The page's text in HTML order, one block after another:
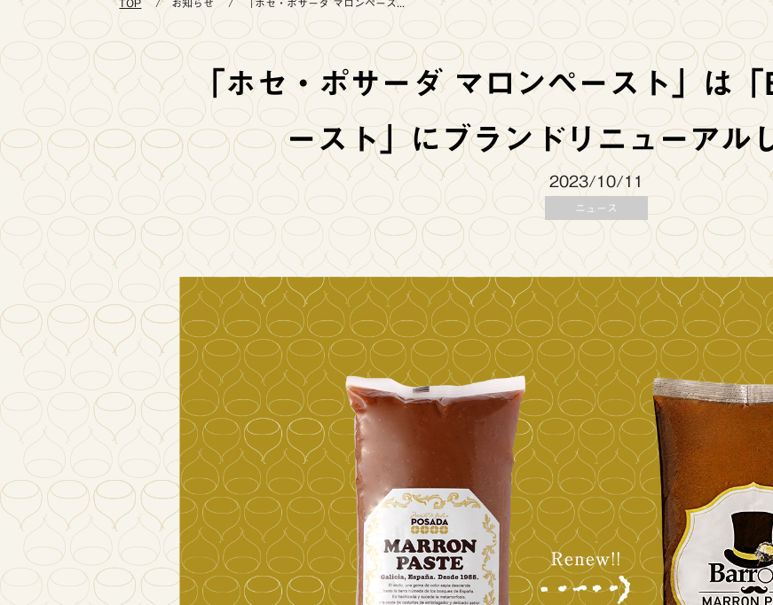
TOP お知らせ 「ホセ・ポサーダ マロンペース...
「ホセ・ポサーダ マロンペースト」は
ースト」にブランドリニューアル
2023/10/11
ニュース